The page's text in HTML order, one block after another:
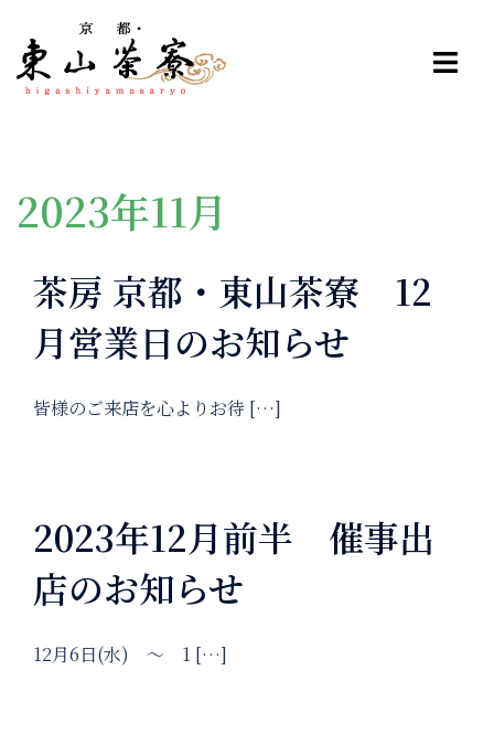
2023年11月
茶房 京都・東山茶寮 12
月営業日のお知らせ
皆様のご来店を心よりお待 […]
2023年12月前半 催事出
店のお知らせ
12月6日(水) ～ 1 […]